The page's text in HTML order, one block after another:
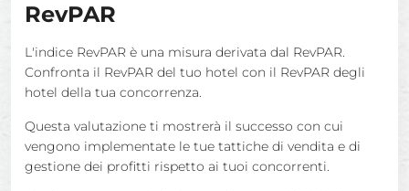
RevPAR
L'indice RevPAR è una misura derivata dal RevPAR.
Confronta il RevPAR del tuo hotel con il RevPAR degli
hotel della tua concorrenza.
Questa valutazione ti mostrerà il successo con cui
vengono implementate le tue tattiche di vendita e di
gestione dei profitti rispetto ai tuoi concorrenti.